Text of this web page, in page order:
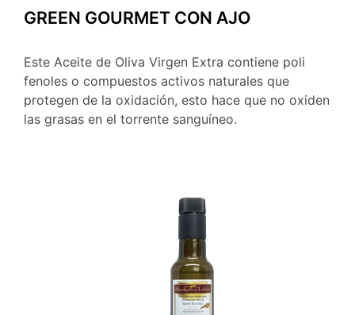
GREEN GOURMET CON AJO
Este Aceite de Oliva Virgen Extra contiene poli
fenoles o compuestos activos naturales que
protegen de la oxidación, esto hace que no oxiden
las grasas en el torrente sanguíneo.